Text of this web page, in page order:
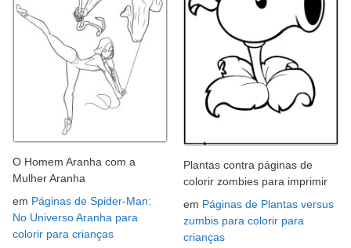
O Homem Aranha com a
Mulher Aranha
em Páginas de Spider-Man:
No Universo Aranha para
colorir para crianças
Plantas contra páginas de
colorir zombies para imprimir
em Páginas de Plantas versus
zumbis para colorir para
crianças